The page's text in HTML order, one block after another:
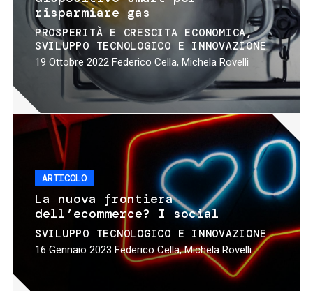
risparmiare gas
PROSPERITÀ E CRESCITA ECONOMICA
SVILUPPO TECNOLOGICO E INNOVAZIONE
19 Ottobre 2022 Federico Cella, Michela Rovelli
ARTICOLO
La nuova frontiera
dell’ecommerce? I social
SVILUPPO TECNOLOGICO E INNOVAZIONE
16 Gennaio 2023 Federico Cella, Michela Rovelli